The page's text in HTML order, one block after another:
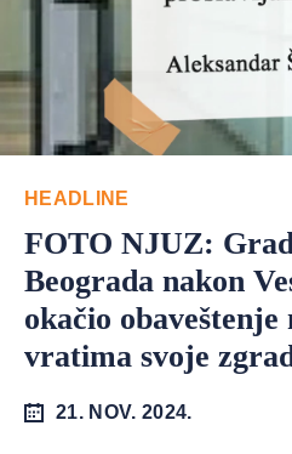
HEADLINE
FOTO NJUZ:
Beograda nakon
okačio
vratima svoje
21. NOV. 2024.